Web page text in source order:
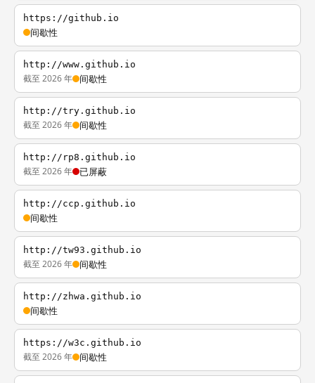
https://github.io
间歇性
http://www.github.io
截至 2026 年 间歇性
http://try.github.io
截至 2026 年 间歇性
http://rp8.github.io
截至 2026 年 已屏蔽
http://ccp.github.io
间歇性
http://tw93.github.io
截至 2026 年 间歇性
http://zhwa.github.io
间歇性
https://w3c.github.io
截至 2026 年 间歇性